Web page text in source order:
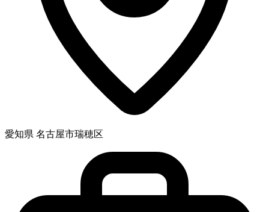
愛知県 名古屋市瑞穂区